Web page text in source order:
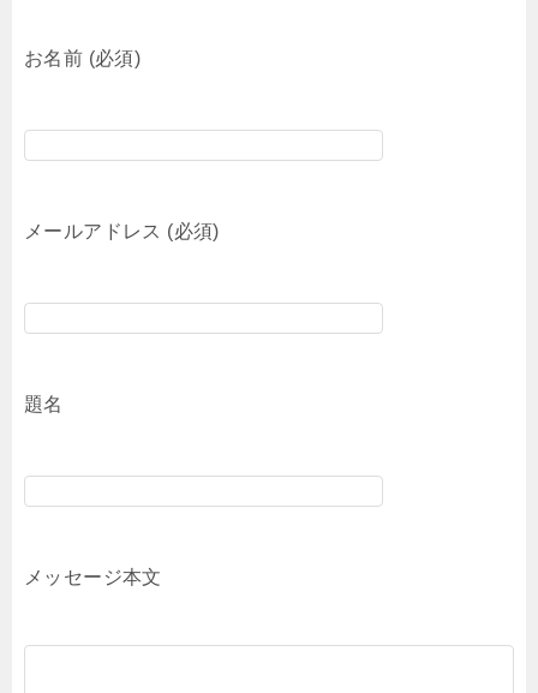
お名前 (必須)
メールアドレス (必須)
題名
メッセージ本文